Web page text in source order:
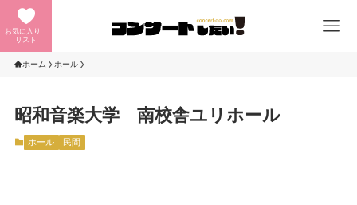
お気に入り
リスト
ホーム ホール
昭和音楽大学 南校舎ユリホール
ホール 民間